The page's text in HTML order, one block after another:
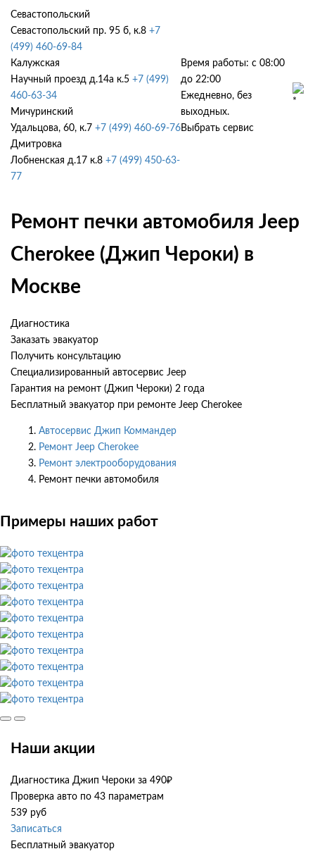
Севастопольский
Севастопольский пр. 95 б, к.8 +7
(499) 460-69-84
Калужская
Научный проезд д.14а к.5 +7 (499)
460-63-34
Мичуринский
Удальцова, 60, к.7 +7 (499) 460-69-76
Дмитровка
Лобненская д.17 к.8 +7 (499) 450-63-
77
Время работы: с 08:00
до 22:00
Ежедневно, без
выходных.
Выбрать сервис
Ремонт печки автомобиля Jeep
Cherokee (Джип Чероки) в
Москве
Диагностика
Заказать эвакуатор
Получить консультацию
Специализированный автосервис Jeep
Гарантия на ремонт (Джип Чероки) 2 года
Бесплатный эвакуатор при ремонте Jeep Cherokee
Автосервис Джип Коммандер
Ремонт Jeep Cherokee
Ремонт электрооборудования
Ремонт печки автомобиля
Примеры наших работ
Наши акции
Диагностика Джип Чероки за 490₽
Проверка авто по 43 параметрам
539 руб
Записаться
Бесплатный эвакуатор